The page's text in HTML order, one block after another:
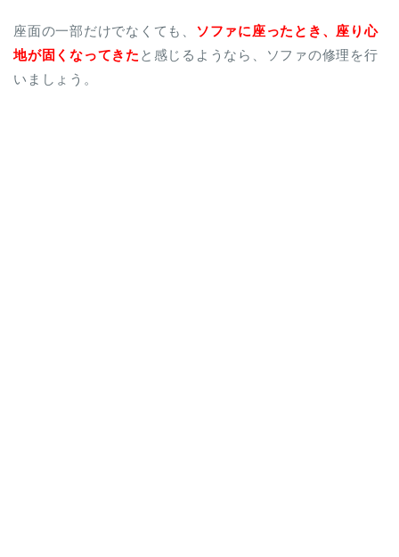
座面の一部だけでなくても、 ソファに座ったとき、座り心
地が固くなってきた と感じるようなら、ソファの修理を行
いましょう。